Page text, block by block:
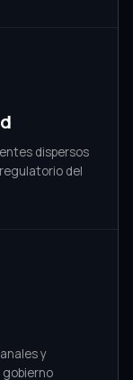
dispersos
del
y